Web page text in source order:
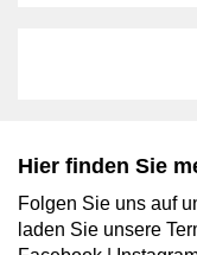
Hier finden Sie
Folgen Sie uns auf
laden Sie unsere